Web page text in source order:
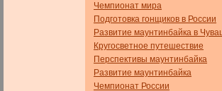
Чемпионат мира
Подготовка гонщиков в России
Развитие маунтинбайка в
Кругосветное путешествие
Перспективы маунтинбайка
Развитие маунтинбайка
Чемпионат России